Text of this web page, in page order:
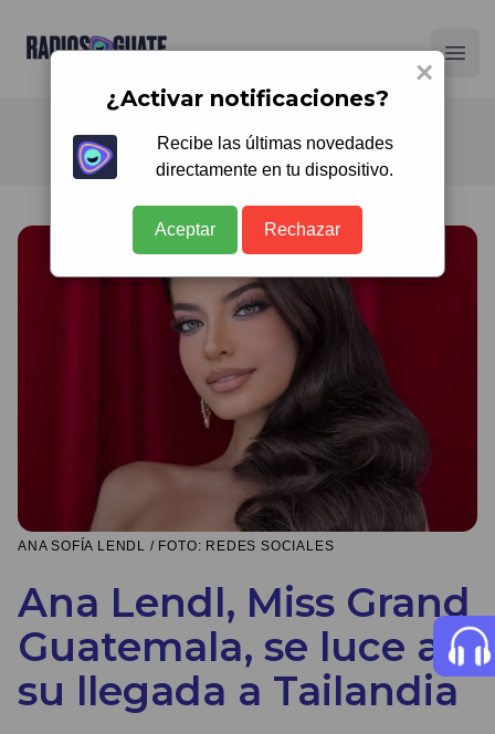
Radios Guate
ANA SOFÍA LENDL / FOTO: REDES SOCIALES
Ana Lendl, Miss Grand
Guatemala, se luce a
su llegada a Tailandia
×
¿Activar notificaciones?
Recibe las últimas novedades
directamente en tu dispositivo.
Aceptar Rechazar